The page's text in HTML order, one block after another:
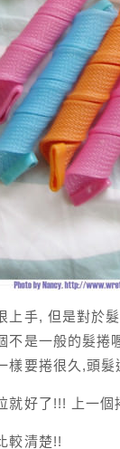
上手, 但是對於
不是一般的髮捲
樣要捲很久,頭髮
就好了!!! 上一個
較清楚!!